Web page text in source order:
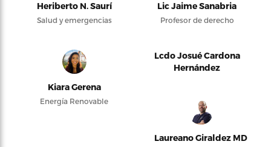
Heriberto N. Saurí
Salud y emergencias
Lic Jaime Sanabria
Profesor de derecho
Kiara Gerena
Energía Renovable
Lcdo Josué Cardona
Hernández
Laureano Giraldez MD